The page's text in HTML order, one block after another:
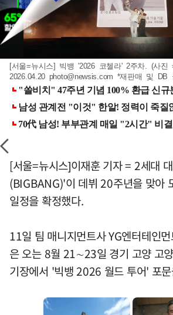
[서울=뉴시스] 빅뱅 '2026 코첼라' 2주차. (사
2026.04.20 photo@newsis.com *재판매 및 DB
[서울=뉴시스]이재훈 기자 = 2세대
(BIGBANG)'이 데뷔 20주년을 맞아
일정을 확정했다.
11일 팀 매니지먼트사 YG엔터테인
은 오는 8월 21∼23일 경기 고양 고
기장에서 '빅뱅 2026 월드 투어' 포